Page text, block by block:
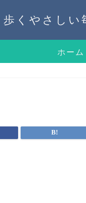
くやさしい
ホーム